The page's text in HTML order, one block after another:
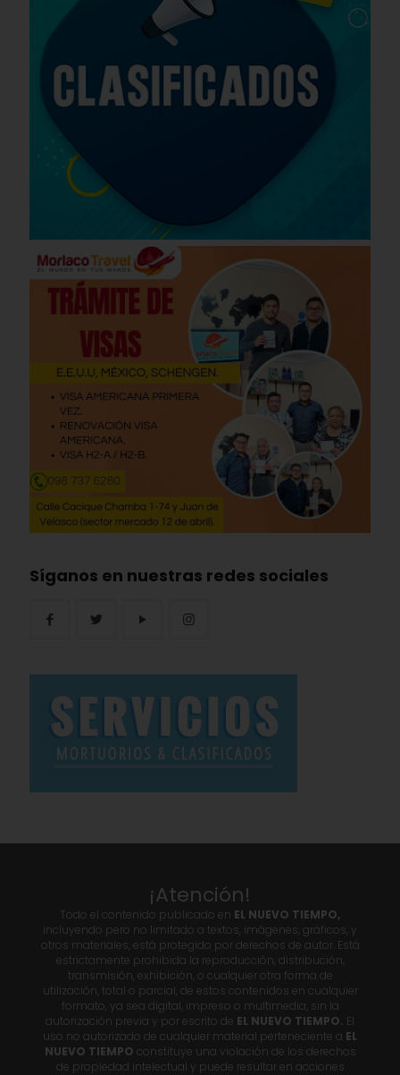
Síganos en nuestras redes sociales
¡Atención!
Todo el contenido publicado en EL NUEVO TIEMPO,
incluyendo pero no limitado a textos, imágenes, gráficos, y
otros materiales, está protegido por derechos de autor. Está
estrictamente prohibida la reproducción, distribución,
transmisión, exhibición, o cualquier otra forma de
utilización, total o parcial, de estos contenidos en cualquier
formato, ya sea digital, impreso o multimedia, sin la
autorización previa y por escrito de EL NUEVO TIEMPO. El
uso no autorizado de cualquier material perteneciente a EL
NUEVO TIEMPO constituye una violación de los derechos
de propiedad intelectual y puede resultar en acciones